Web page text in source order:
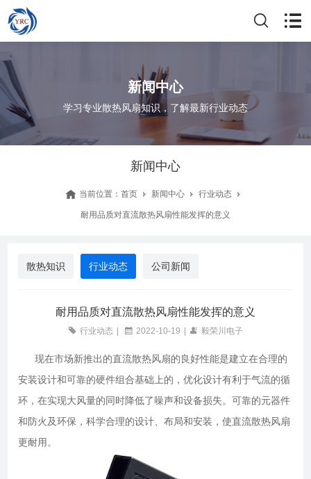
新闻中心
学习专业散热风扇知识，了解最新行业动态
新闻中心
当前位置： 首页 新闻中心 行业动态
耐用品质对直流散热风扇性能发挥的意义
散热知识 行业动态 公司新闻
耐用品质对直流散热风扇性能发挥的意义
行业动态 2022-10-19 毅荣川电子
现在市场新推出的直流散热风扇的良好性能是建立在合理的
安装设计和可靠的硬件组合基础上的，优化设计有利于气流的循
环，在实现大风量的同时降低了噪声和设备损失。可靠的元器件
和防火及环保，科学合理的设计、布局和安装，使直流散热风扇
更耐用。